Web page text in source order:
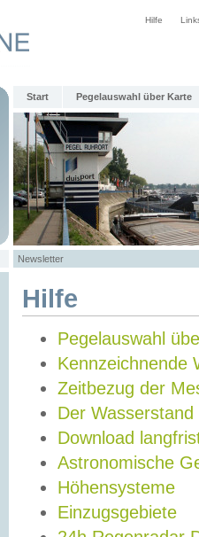
Hilfe
Start Pegelauswahl über Karte
Newsletter
Hilfe
Pegelauswahl
Kennzeichnende
Zeitbezug der
Der Wasserstand
Download
Astronomische
Höhensysteme
Einzugsgebiete